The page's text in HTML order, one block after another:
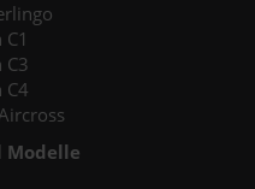
C3
C4
Modelle